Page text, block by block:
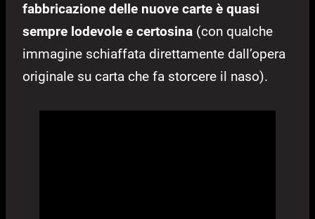
fabbricazione delle nuove carte è quasi
sempre lodevole e certosina (con qualche
immagine schiaffata direttamente dall’opera
originale su carta che fa storcere il naso).